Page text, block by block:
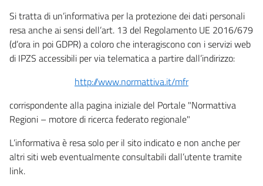
Si tratta di un’informativa per la protezione dei dati personali
resa anche ai sensi dell’art. 13 del Regolamento UE 2016/679
(d’ora in poi GDPR) a coloro che interagiscono con i servizi web
di IPZS accessibili per via telematica a partire dall’indirizzo:
http://www.normattiva.it/mfr
corrispondente alla pagina iniziale del Portale "Normattiva
Regioni – motore di ricerca federato regionale"
L’informativa è resa solo per il sito indicato e non anche per
altri siti web eventualmente consultabili dall’utente tramite
link.